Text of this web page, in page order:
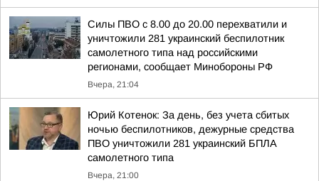
Силы ПВО с 8.00 до 20.00 перехватили и
уничтожили 281 украинский беспилотник
самолетного типа над российскими
регионами, сообщает Минобороны РФ
Вчера, 21:04
Юрий Котенок: За день, без учета сбитых
ночью беспилотников, дежурные средства
ПВО уничтожили 281 украинский БПЛА
самолетного типа
Вчера, 21:00